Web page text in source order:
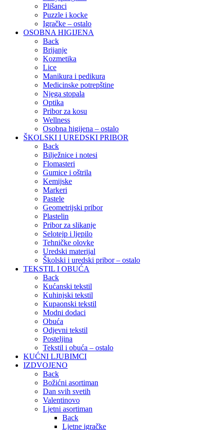
Plišanci
Puzzle i kocke
Igračke – ostalo
OSOBNA HIGIJENA
Back
Brijanje
Kozmetika
Lice
Manikura i pedikura
Medicinske potrepštine
Njega stopala
Optika
Pribor za kosu
Wellness
Osobna higijena – ostalo
ŠKOLSKI I UREDSKI PRIBOR
Back
Bilježnice i notesi
Flomasteri
Gumice i oštrila
Kemijske
Markeri
Pastele
Geometrijski pribor
Plastelin
Pribor za slikanje
Selotejp i ljepilo
Tehničke olovke
Uredski materijal
Školski i uredski pribor – ostalo
TEKSTIL I OBUĆA
Back
Kućanski tekstil
Kuhinjski tekstil
Kupaonski tekstil
Modni dodaci
Obuća
Odjevni tekstil
Posteljina
Tekstil i obuća – ostalo
KUĆNI LJUBIMCI
IZDVOJENO
Back
Božićni asortiman
Dan svih svetih
Valentinovo
Ljetni asortiman
Back
Ljetne igračke